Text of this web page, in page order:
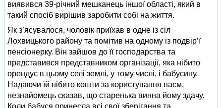
виявився 39-річний мешканець іншої області, який в
такий спосіб вирішив заробити собі на життя.
Як з’ясувалося, чоловік приїхав в одне із сіл
Лохвицького району та помітив на одному із подвір’ї
пенсіонерку. Він зайшов до її господарства та
представився представником організації, яка нібито
орендує в цьому селі землі, у тому числі, і бабусину.
Надаючи їй нібито кошти за користування паєм,
незнайомець сказав, що старенька винна йому здачу.
Коли бабуся принесла всі свої зберігання та